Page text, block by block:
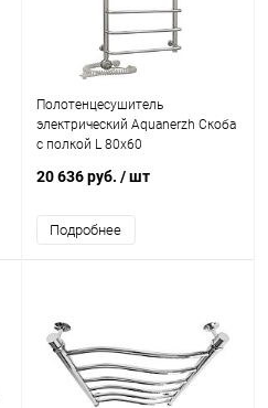
Полотенцесушитель
электрический Aquanerzh Скоба
с полкой L 80х60
20 636 руб. / шт
Подробнее